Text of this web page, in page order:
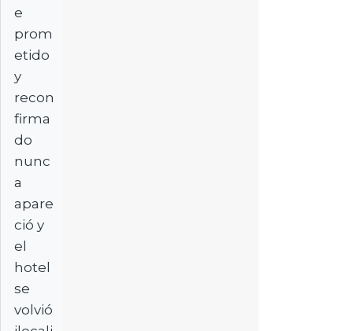
e
prom
etido
y
recon
firma
do
nunc
a
apare
ció y
el
hotel
se
volvió